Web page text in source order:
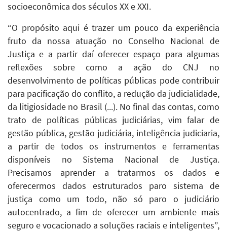
socioeconômica dos séculos XX e XXI.
“O propósito aqui é trazer um pouco da experiência
fruto da nossa atuação no Conselho Nacional de
Justiça e a partir daí oferecer espaço para algumas
reflexões sobre como a ação do CNJ no
desenvolvimento de políticas públicas pode contribuir
para pacificação do conflito, a redução da judicialidade,
da litigiosidade no Brasil (...). No final das contas, como
trato de políticas públicas judiciárias, vim falar de
gestão pública, gestão judiciária, inteligência judiciaria,
a partir de todos os instrumentos e ferramentas
disponíveis no Sistema Nacional de Justiça.
Precisamos aprender a tratarmos os dados e
oferecermos dados estruturados paro sistema de
justiça como um todo, não só paro o judiciário
autocentrado, a fim de oferecer um ambiente mais
seguro e vocacionado a soluções raciais e inteligentes”,